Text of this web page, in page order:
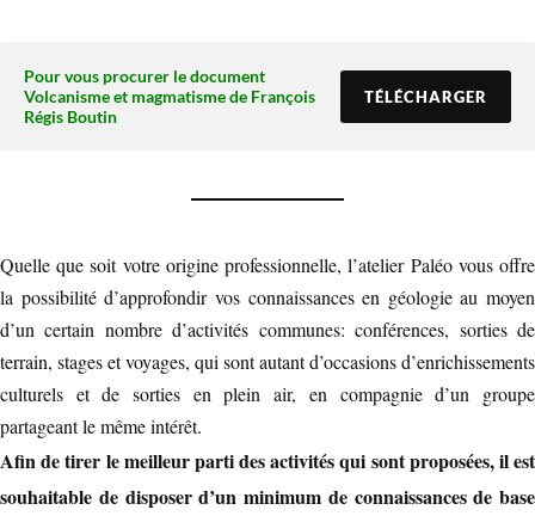
Pour vous procurer le document
Volcanisme et magmatisme de François
Régis Boutin
TÉLÉCHARGER
Quelle que soit votre origine professionnelle, l’atelier Paléo vous offre
la possibilité d’approfondir vos connaissances en géologie au moyen
d’un certain nombre d’activités communes: conférences, sorties de
terrain, stages et voyages, qui sont autant d’occasions d’enrichissements
culturels et de sorties en plein air, en compagnie d’un groupe
partageant le même intérêt.
Afin de tirer le meilleur parti des activités qui sont proposées, il est
souhaitable de disposer d’un minimum de connaissances de base